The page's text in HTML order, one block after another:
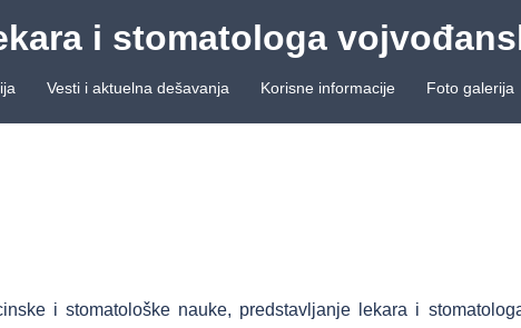
i stomatologa
Vesti i aktuelna dešavanja Korisne informacije Foto galerija
i stomatološke nauke, predstavljanje lekara i